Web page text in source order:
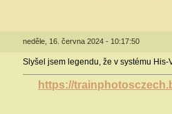
neděle, 16. června 2024 - 10:17:50
Slyšel jsem legendu, že v systému
https://